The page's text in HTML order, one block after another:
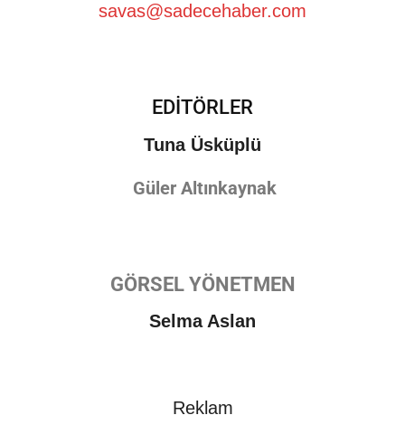
savas@sadecehaber.com
EDİTÖRLER
Tuna Üsküplü
Güler Altınkaynak
GÖRSEL YÖNETMEN
Selma Aslan
Reklam